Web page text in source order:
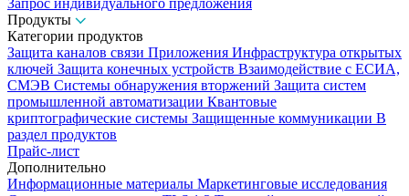
Запрос индивидуального предложения
Продукты
Категории продуктов
Защита каналов связи Приложения Инфраструктура открытых
ключей Защита конечных устройств Взаимодействие с ЕСИА,
СМЭВ Системы обнаружения вторжений Защита систем
промышленной автоматизации Квантовые
криптографические системы Защищенные коммуникации В
раздел продуктов
Прайс-лист
Дополнительно
Информационные материалы Маркетинговые исследования